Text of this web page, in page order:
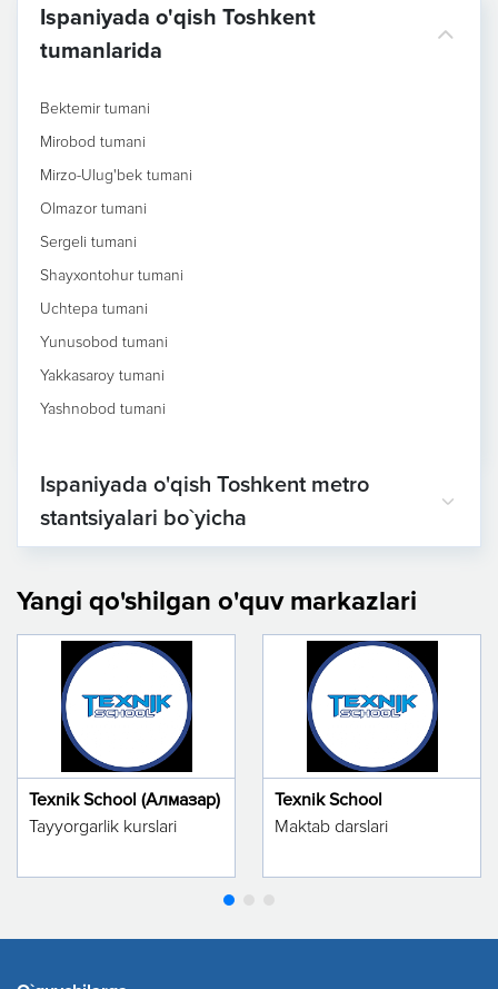
Ispaniyada o'qish Toshkent
tumanlarida
Bektemir tumani
Mirobod tumani
Mirzo-Ulug'bek tumani
Olmazor tumani
Sergeli tumani
Shayxontohur tumani
Uchtepa tumani
Yunusobod tumani
Yakkasaroy tumani
Yashnobod tumani
Ispaniyada o'qish Toshkent metro
stantsiyalari bo`yicha
Yangi qo'shilgan o'quv markazlari
Texnik School (Алмазар)
Tayyorgarlik kurslari
Texnik School
Maktab darslari